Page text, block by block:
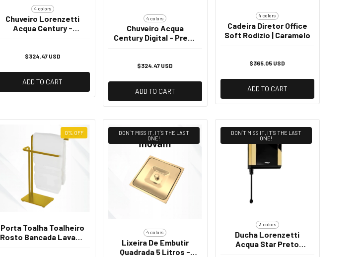
4 colors
Chuveiro Lorenzetti
Acqua Century -
$324.47 USD
ADD TO CART
4 colors
Chuveiro Acqua
Century Digital - Preto
$324.47 USD
ADD TO CART
4 colors
Cadeira Diretor Office
Soft Rodizio | Caramelo
$365.05 USD
ADD TO CART
0% OFF
Porta Toalha Toalheiro
Rosto Bancada Lavabo
DON´T MISS IT, IT´S THE LAST
ONE!
4 colors
Lixeira De Embutir
Quadrada 5 Litros -
DON´T MISS IT, IT´S THE LAST
ONE!
3 colors
Ducha Lorenzetti
Acqua Star Preto